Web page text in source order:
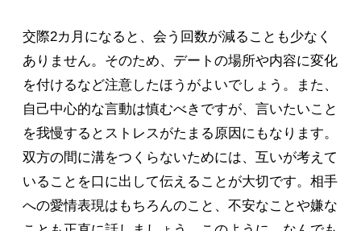
交際2カ月になると、会う回数が減ることも少なく
ありません。そのため、デートの場所や内容に変化
を付けるなど注意したほうがよいでしょう。また、
自己中心的な言動は慎むべきですが、言いたいこと
を我慢するとストレスがたまる原因にもなります。
双方の間に溝をつくらないためには、互いが考えて
いることを口に出して伝えることが大切です。相手
への愛情表現はもちろんのこと、不安なことや嫌な